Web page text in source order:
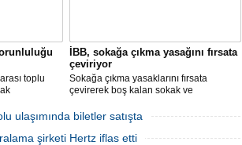
toplu
İBB, sokağa çıkma yasağını fırsata
çeviriyor
Sokağa çıkma yasaklarını fırsata
çevirerek boş kalan sokak ve
yakalayan İBB, bu hafta sonu, şimdiye
kadarki en yüksek sayıdaki personeliyle
iş başında olacak.
ulaşımında biletler satışta
şirketi Hertz iflas etti